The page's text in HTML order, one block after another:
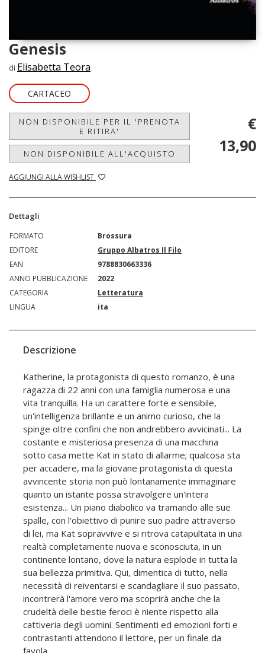
Genesis
di Elisabetta Teora
CARTACEO
NON DISPONIBILE PER IL 'PRENOTA
E RITIRA'
NON DISPONIBILE ALL'ACQUISTO
AGGIUNGI ALLA WISHLIST
€
13,90
Dettagli
FORMATO
Brossura
EDITORE
Gruppo Albatros Il Filo
EAN
9788830663336
ANNO PUBBLICAZIONE
2022
CATEGORIA
Letteratura
LINGUA
ita
Descrizione
Katherine, la protagonista di questo romanzo, è una
ragazza di 22 anni con una famiglia numerosa e una
vita tranquilla. Ha un carattere forte e sensibile,
un'intelligenza brillante e un animo curioso, che la
spinge oltre confini che non andrebbero avvicinati... La
costante e misteriosa presenza di una macchina
sotto casa mette Kat in stato di allarme; qualcosa sta
per accadere, ma la giovane protagonista di questa
avvincente storia non può lontanamente immaginare
quanto un istante possa stravolgere un'intera
esistenza... Un piano diabolico va tramando alle sue
spalle, con l'obiettivo di punire suo padre attraverso
di lei, ma Kat sopravvive e si ritrova catapultata in una
realtà completamente nuova e sconosciuta, in un
continente lontano, dove la natura esplode in tutta la
sua bellezza primitiva. Qui, dimentica di tutto, nella
necessità di reiventarsi e scandagliare il suo passato,
incontrerà l'amore vero ma scoprirà anche che la
crudeltà delle bestie feroci è niente rispetto alla
cattiveria degli uomini. Sentimenti ed emozioni forti e
contrastanti attendono il lettore, per un finale da
favola...